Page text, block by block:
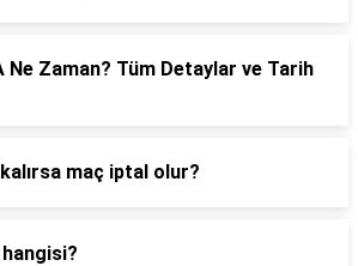
Ne Zaman? Tüm Detaylar ve Tarih
maç iptal olur?
hangisi?